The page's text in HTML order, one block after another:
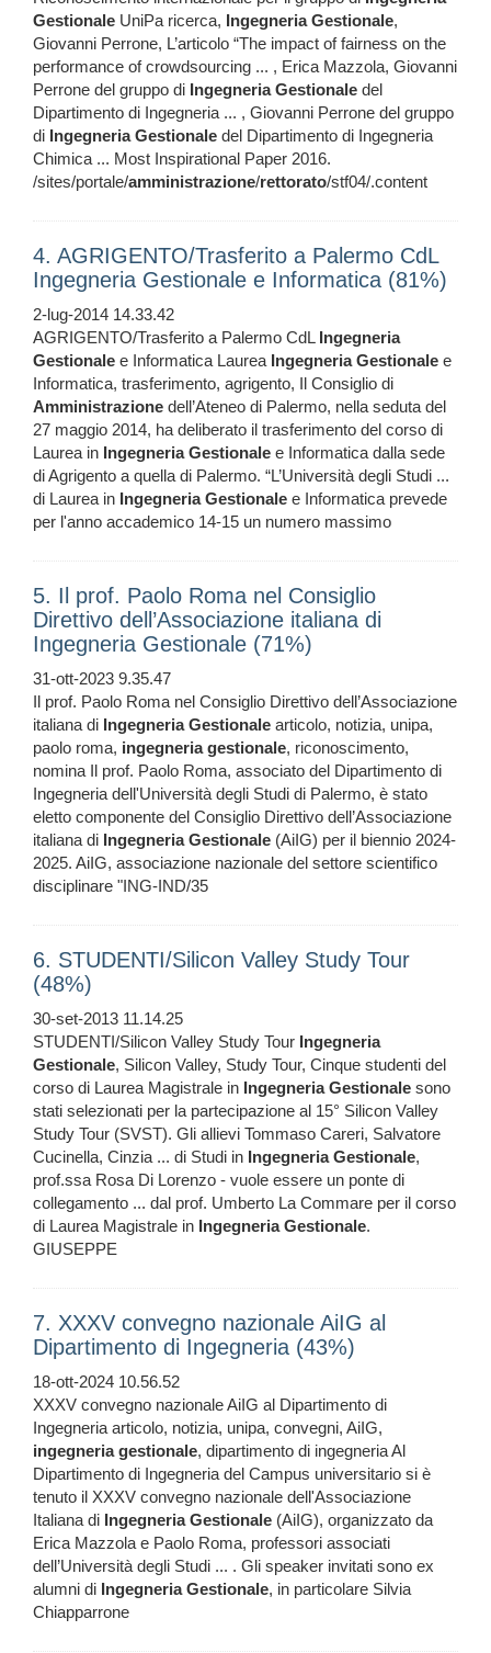
Gestionale UniPa ricerca, Ingegneria Gestionale,
Giovanni Perrone, L’articolo “The impact of fairness on the
performance of crowdsourcing ... , Erica Mazzola, Giovanni
Perrone del gruppo di Ingegneria Gestionale del
Dipartimento di Ingegneria ... , Giovanni Perrone del gruppo
di Ingegneria Gestionale del Dipartimento di Ingegneria
Chimica ... Most Inspirational Paper 2016.
/sites/portale/amministrazione/rettorato/stf04/.content
4. AGRIGENTO/Trasferito a Palermo CdL
Ingegneria Gestionale e Informatica (81%)
2-lug-2014 14.33.42
AGRIGENTO/Trasferito a Palermo CdL Ingegneria
Gestionale e Informatica Laurea Ingegneria Gestionale e
Informatica, trasferimento, agrigento, Il Consiglio di
Amministrazione dell’Ateneo di Palermo, nella seduta del
27 maggio 2014, ha deliberato il trasferimento del corso di
Laurea in Ingegneria Gestionale e Informatica dalla sede
di Agrigento a quella di Palermo. “L’Università degli Studi ...
di Laurea in Ingegneria Gestionale e Informatica prevede
per l'anno accademico 14-15 un numero massimo
5. Il prof. Paolo Roma nel Consiglio
Direttivo dell’Associazione italiana di
Ingegneria Gestionale (71%)
31-ott-2023 9.35.47
Il prof. Paolo Roma nel Consiglio Direttivo dell’Associazione
italiana di Ingegneria Gestionale articolo, notizia, unipa,
paolo roma, ingegneria gestionale, riconoscimento,
nomina Il prof. Paolo Roma, associato del Dipartimento di
Ingegneria dell'Università degli Studi di Palermo, è stato
eletto componente del Consiglio Direttivo dell’Associazione
italiana di Ingegneria Gestionale (AiIG) per il biennio 2024-
2025. AiIG, associazione nazionale del settore scientifico
disciplinare "ING-IND/35
6. STUDENTI/Silicon Valley Study Tour
(48%)
30-set-2013 11.14.25
STUDENTI/Silicon Valley Study Tour Ingegneria
Gestionale, Silicon Valley, Study Tour, Cinque studenti del
corso di Laurea Magistrale in Ingegneria Gestionale sono
stati selezionati per la partecipazione al 15° Silicon Valley
Study Tour (SVST). Gli allievi Tommaso Careri, Salvatore
Cucinella, Cinzia ... di Studi in Ingegneria Gestionale,
prof.ssa Rosa Di Lorenzo - vuole essere un ponte di
collegamento ... dal prof. Umberto La Commare per il corso
di Laurea Magistrale in Ingegneria Gestionale.
GIUSEPPE
7. XXXV convegno nazionale AiIG al
Dipartimento di Ingegneria (43%)
18-ott-2024 10.56.52
XXXV convegno nazionale AiIG al Dipartimento di
Ingegneria articolo, notizia, unipa, convegni, AiIG,
ingegneria gestionale, dipartimento di ingegneria Al
Dipartimento di Ingegneria del Campus universitario si è
tenuto il XXXV convegno nazionale dell'Associazione
Italiana di Ingegneria Gestionale (AiIG), organizzato da
Erica Mazzola e Paolo Roma, professori associati
dell’Università degli Studi ... . Gli speaker invitati sono ex
alumni di Ingegneria Gestionale, in particolare Silvia
Chiapparrone